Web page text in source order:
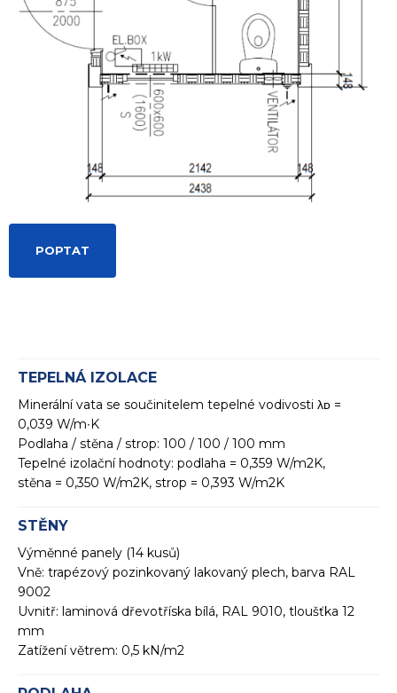
POPTAT
TEPELNÁ IZOLACE
Minerální vata se součinitelem tepelné vodivosti λᴅ =
0,039 W/m∙K
Podlaha / stěna / strop: 100 / 100 / 100 mm
Tepelné izolační hodnoty: podlaha = 0,359 W/m2K,
stěna = 0,350 W/m2K, strop = 0,393 W/m2K
STĚNY
Výměnné panely (14 kusů)
Vně: trapézový pozinkovaný lakovaný plech, barva RAL
9002
Uvnitř: laminová dřevotříska bílá, RAL 9010, tloušťka 12
mm
Zatížení větrem: 0,5 kN/m2